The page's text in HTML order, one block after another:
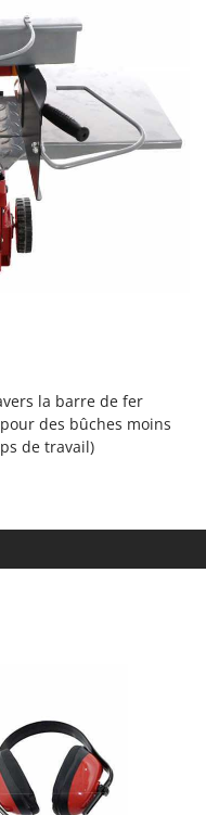
thermiques
la barre de fer
des bûches moins
de travail)